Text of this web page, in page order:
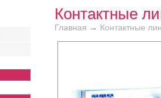
Контактные
Главная → Контактные